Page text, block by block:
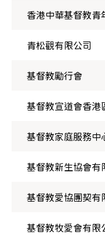
香港中華基督教青
青松觀有限公司
基督教勵行會
基督教宣道會香港
基督教家庭服務中
基督教新生協會有
基督教愛協團契有
基督教牧愛會有限